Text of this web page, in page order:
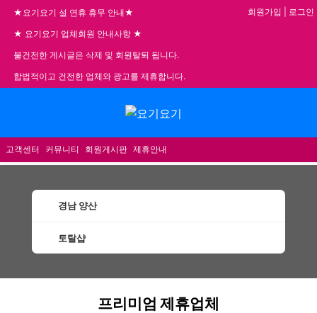
★요기요기 설 연휴 휴무 안내★
★ 요기요기 업체회원 안내사항 ★
불건전한 게시글은 삭제 및 회원탈퇴 됩니다.
합법적이고 건전한 업체와 광고를 제휴합니다.
회원가입 로그인
고객센터 커뮤니티 회원게시판 제휴안내
경남 양산
토탈샵
프리미엄 제휴업체